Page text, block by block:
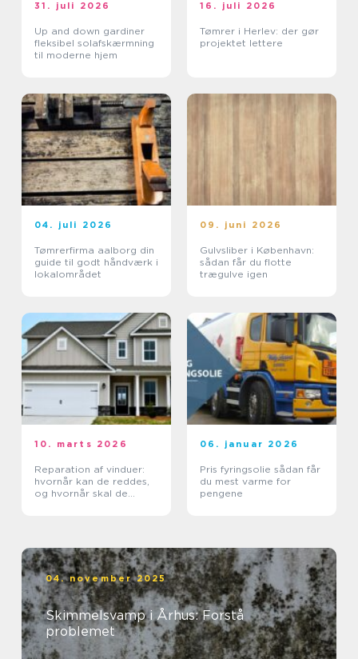
31. juli 2026
Up and down gardiner
fleksibel solafskærmning
til moderne hjem
16. juli 2026
Tømrer i Herlev: der gør
projektet lettere
04. juli 2026
Tømrerfirma aalborg din
guide til godt håndværk i
lokalområdet
09. juni 2026
Gulvsliber i København:
sådan får du flotte
trægulve igen
10. marts 2026
Reparation af vinduer:
hvornår kan de reddes,
og hvornår skal de
06. januar 2026
Pris fyringsolie sådan får
du mest varme for
pengene
04. november 2025
Skimmelsvamp i Århus: Forstå
problemet